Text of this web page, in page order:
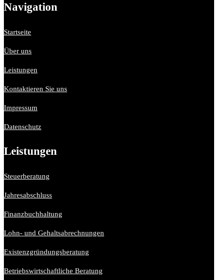
Navigation
Startseite
Über uns
Leistungen
Kontaktieren Sie uns
Impressum
Datenschutz
Leistungen
Steuerberatung
Jahresabschluss
Finanzbuchhaltung
Lohn- und Gehaltsabrechnungen
Existenzgründungsberatung
Betriebswirtschaftliche Beratung